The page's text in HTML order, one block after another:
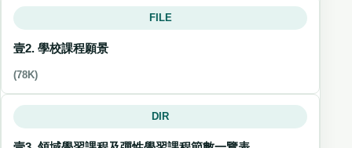
FILE
壹2. 學校課程願景
(78K)
DIR